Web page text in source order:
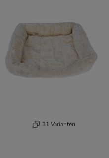
31 Varianten